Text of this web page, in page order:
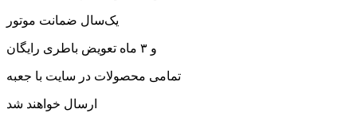
یک‌سال ضمانت موتور
و ۳ ماه تعویض باطری رایگان
تمامی محصولات در سایت با جعبه
ارسال خواهند شد